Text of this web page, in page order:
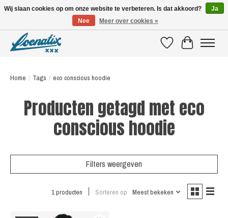
VerlanglijstWinkelwagen
Home / Tags / eco conscious hoodie
Producten getagd met eco
conscious hoodie
Filters weergeven
1 producten Sorteren op Meest bekeken
Wij slaan cookies op om onze website te verbeteren. Is dat akkoord?
Ja
Nee
Meer over cookies »